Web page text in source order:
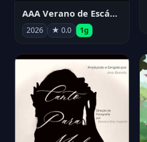
AAA Verano de Escándalo 2026 - Week 3
2026 ★ 0.0 1g